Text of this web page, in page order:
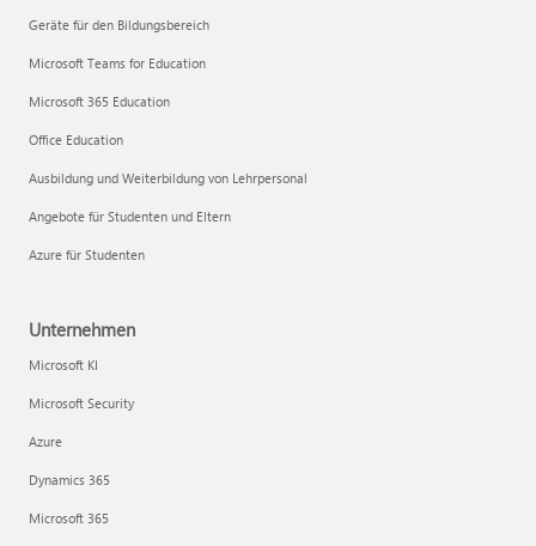
Geräte für den Bildungsbereich
Microsoft Teams for Education
Microsoft 365 Education
Office Education
Ausbildung und Weiterbildung von Lehrpersonal
Angebote für Studenten und Eltern
Azure für Studenten
Unternehmen
Microsoft KI
Microsoft Security
Azure
Dynamics 365
Microsoft 365